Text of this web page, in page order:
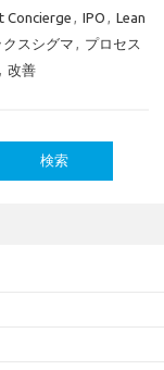
Concierge , IPO , Lean
クスシグマ , プロセス
, 改善